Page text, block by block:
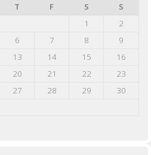
T F S
S
1
2
6 7 8
9
13 14 15
16
20 21 22
23
27 28 29
30